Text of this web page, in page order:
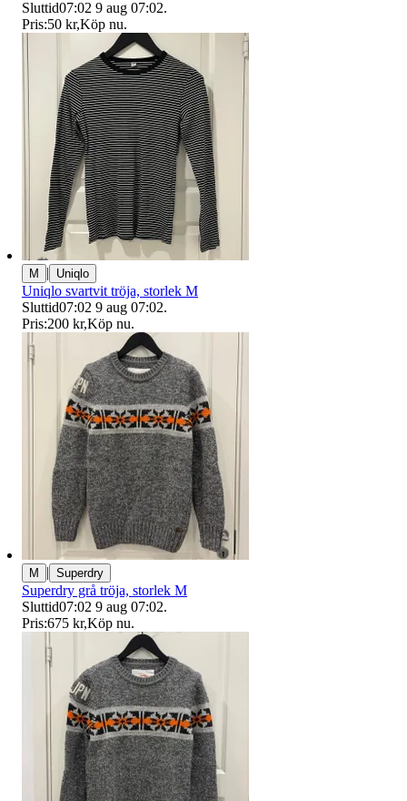
Sluttid07:02 9 aug 07:02.
Pris:50 kr,Köp nu.
M | Uniqlo
Uniqlo svartvit tröja, storlek M
Sluttid07:02 9 aug 07:02.
Pris:200 kr,Köp nu.
M | Superdry
Superdry grå tröja, storlek M
Sluttid07:02 9 aug 07:02.
Pris:675 kr,Köp nu.